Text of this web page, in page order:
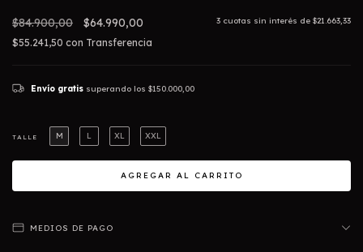
$84.900,00 $64.990,00 3 cuotas sin interés de $21.663,33
$55.241,50 con Transferencia
Envío gratis superando los $150.000,00
TALLE M L XL XXL
MEDIOS DE PAGO